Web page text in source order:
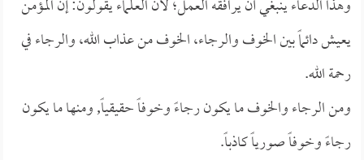
وهذا الدعاء ينبغي أن يرافقه العمل؛ لأن العلماء يقولون: إن المؤمن
يعيش دائماً بين الخوف والرجاء، الخوف من عذاب الله، والرجاء في
رحمة الله.
ومن الرجاء والخوف ما يكون رجاءً وخوفاً حقيقياً, ومنها ما يكون
رجاءً وخوفاً صورياً كاذباً.